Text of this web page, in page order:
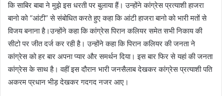
कि साबिर बाबा ने मुझे इस धरती पर बुलाया हैं। उन्होंने कांग्रेस प्रत्याशी हाजरा
बानो को “आंटी” से संबोधित करते हुए कहा कि आंटी हाजरा बानो को भारी मतों से
विजय बनाना है।उन्होंने कहा कि कांग्रेस पिरान कलियर समेत सभी निकाय की
सीटो पर जीत दर्ज कर रही है। उन्होंने कहा कि पिरान कलियर की जनता ने
कांग्रेस को हर बार अपना प्यार और समर्थन दिया। इस बार फिर से यहां की जनता
कांग्रेस के साथ है। वहीं इस दौरान भारी जनसैलाब देखकर कांग्रेस प्रत्याशी पति
अकरम प्रधान भीड़ देखकर गदगद नजर आए।